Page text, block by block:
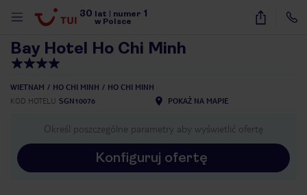
30 lat numer 1
w Polsce
33
Bay Hotel Ho Chi Minh
WIETNAM HO CHI MINH
HO CHI MINH
KOD HOTELU SGN10076 POKAŻ NA MAPIE
Określ poszczególne parametry aby wyświetlić ofertę
Konfiguruj ofertę